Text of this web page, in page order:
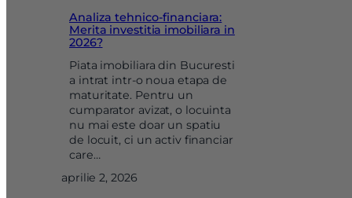
Analiza tehnico-financiara:
Merita investitia imobiliara in
2026?
Piata imobiliara din Bucuresti
a intrat intr-o noua etapa de
maturitate. Pentru un
cumparator avizat, o locuinta
nu mai este doar un spatiu
de locuit, ci un activ financiar
care…
aprilie 2, 2026